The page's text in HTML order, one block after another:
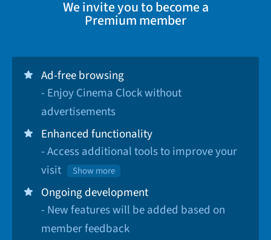
We invite you to become a
Premium member
Ad-free browsing
- Enjoy Cinema Clock without
advertisements
Enhanced functionality
- Access additional tools to improve your
visit
Show more
Ongoing development
- New features will be added based on
member feedback